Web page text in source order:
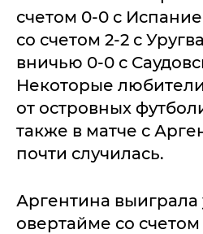
счетом 0-0 с
со счетом 2-2 с
вничью 0-0 с
Некоторые
от островных
также в матче с
почти случилась.
Аргентина
овертайме со счетом